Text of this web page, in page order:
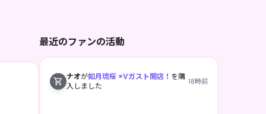
最近のファンの活動
ナオが如月琉桜 ×Vガスト開店！ を購
入しました
18時前